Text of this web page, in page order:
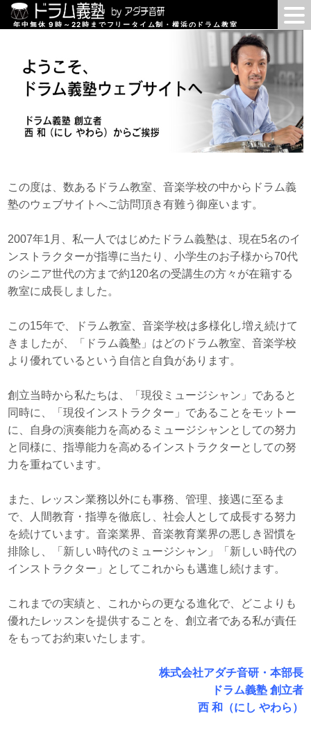
年中無休 9時～22時までフリータイム制・横浜のドラム教室
この度は、数あるドラム教室、音楽学校の中からドラム義
塾のウェブサイトへご訪問頂き有難う御座います。
2007年1月、私一人ではじめたドラム義塾は、現在5名のイ
ンストラクターが指導に当たり、小学生のお子様から70代
のシニア世代の方まで約120名の受講生の方々が在籍する
教室に成長しました。
この15年で、ドラム教室、音楽学校は多様化し増え続けて
きましたが、「ドラム義塾」はどのドラム教室、音楽学校
より優れているという自信と自負があります。
創立当時から私たちは、「現役ミュージシャン」であると
同時に、「現役インストラクター」であることをモットー
に、自身の演奏能力を高めるミュージシャンとしての努力
と同様に、指導能力を高めるインストラクターとしての努
力を重ねています。
また、レッスン業務以外にも事務、管理、接遇に至るま
で、人間教育・指導を徹底し、社会人として成長する努力
を続けています。音楽業界、音楽教育業界の悪しき習慣を
排除し、「新しい時代のミュージシャン」「新しい時代の
インストラクター」としてこれからも邁進し続けます。
これまでの実績と、これからの更なる進化で、どこよりも
優れたレッスンを提供することを、創立者である私が責任
をもってお約束いたします。
株式会社アダチ音研・本部長
ドラム義塾 創立者
西 和（にし やわら）